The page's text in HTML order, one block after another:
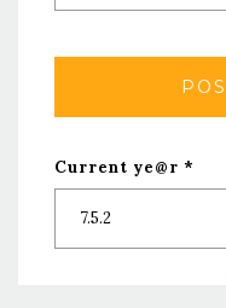
Current ye@r *